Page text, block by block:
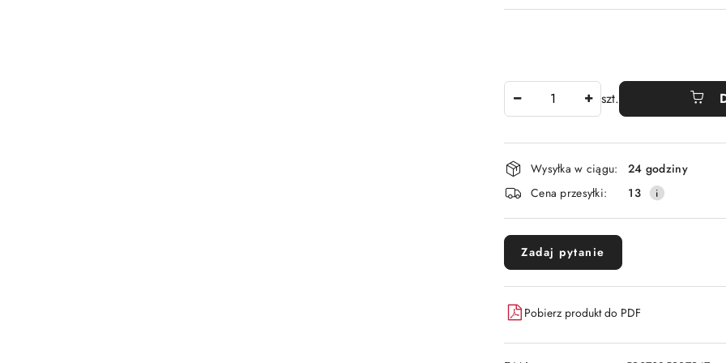
szt.
Dostępność
i
dostawa
Wysyłka w ciągu:
24 godziny
Cena przesyłki:
13
Zadaj pytanie
Pobierz produkt do PDF